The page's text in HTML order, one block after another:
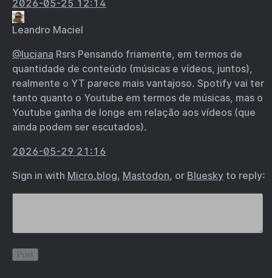
2026-05-25 12:14
Leandro Maciel
@luciana Rsrs Pensando friamente, em termos de
quantidade de conteúdo (músicas e vídeos, juntos),
realmente o YT parece mais vantajoso. Spotify vai ter
tanto quanto o Youtube em termos de músicas, mas o
Youtube ganha de longe em relação aos vídeos (que
ainda podem ser escutados).
2026-05-29 21:16
Sign in with Micro.blog, Mastodon, or Bluesky to reply: